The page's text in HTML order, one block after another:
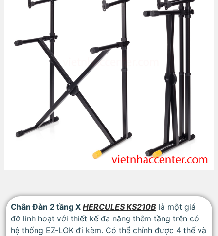
Chân Đàn 2 tầng X HERCULES KS210B là một giá
đỡ linh hoạt với thiết kế đa năng thêm tầng trên có
hệ thống EZ-LOK đi kèm. Có thể chỉnh được 4 thế và